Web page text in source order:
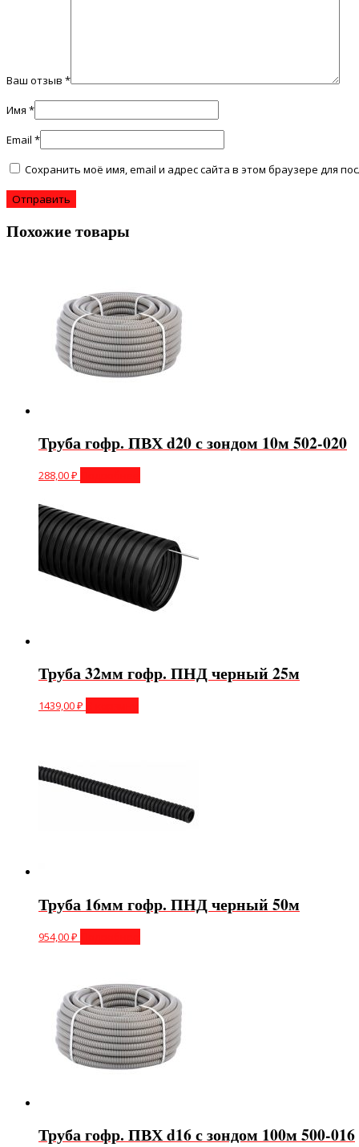
Ваш отзыв *
Имя *
Email *
Сохранить моё имя, email и адрес сайта в этом браузере для
Похожие товары
Труба гофр. ПВХ d20 с зондом 10м 502-020
288,00₽
Труба 32мм гофр. ПНД черный 25м
1439,00₽
Труба 16мм гофр. ПНД черный 50м
954,00₽
Труба гофр. ПВХ d16 с зондом 100м 500-016